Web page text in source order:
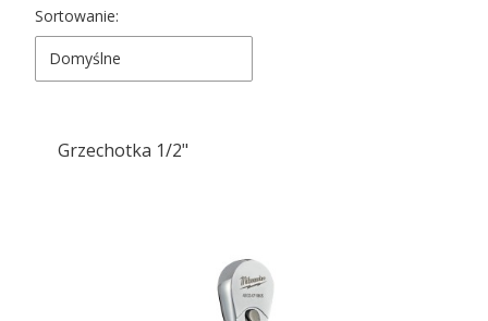
Lista produktów
Sortowanie:
Domyślne
Grzechotka 1/2"